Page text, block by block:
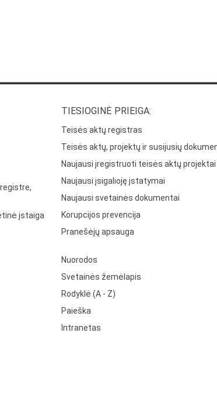
įstaiga
TIESIOGINĖ PRIEIGA:
Teisės aktų registras
Teisės aktų, projektų ir susijusių
Naujausi įregistruoti teisės aktų projektai
Naujausi įsigalioję įstatymai
Naujausi svetainės dokumentai
Korupcijos prevencija
Pranešėjų apsauga
Nuorodos
Svetainės žemėlapis
Rodyklė (A - Z)
Paieška
Intranetas